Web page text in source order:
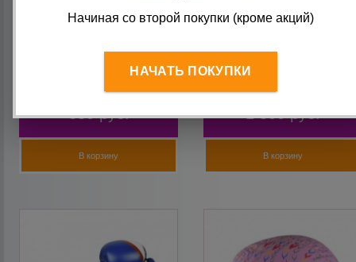
25х8 см фиолетовый
330 руб.
В корзину
унций, чёрный-белый
1 800 руб.
В корзину
Начиная со второй покупки (кроме акций)
НАЧАТЬ ПОКУПКИ